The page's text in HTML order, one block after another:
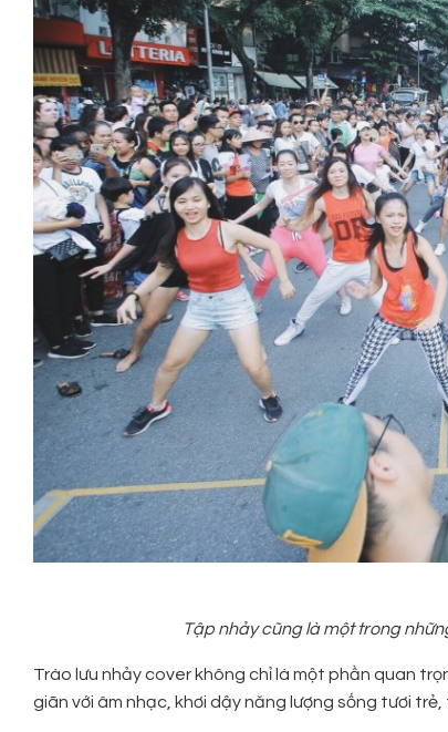
Tập nhảy cũng là một trong
Trào lưu nhảy cover không chỉ là một phần quan
giãn với âm nhạc, khơi dậy năng lượng sống tươi